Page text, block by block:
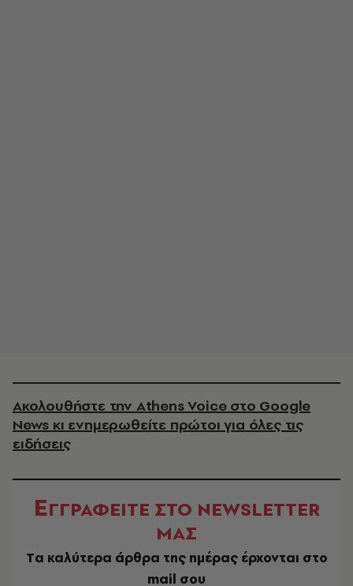
Ακολουθήστε την Athens Voice στο Google
News κι ενημερωθείτε πρώτοι για όλες τις
ειδήσεις
ΕΓΓΡΑΦΕΙΤΕ ΣΤΟ NEWSLETTER
ΜΑΣ
Tα καλύτερα άρθρα της ημέρας έρχονται στο
mail σου